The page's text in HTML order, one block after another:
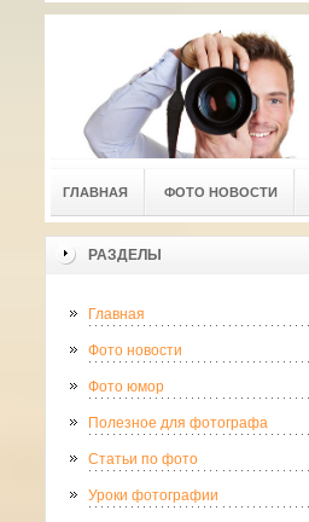
ГЛАВНАЯ ФОТО НОВОСТИ
РАЗДЕЛЫ
Главная
Фото новости
Фото юмор
Полезное для фотографа
Статьи по фото
Уроки фотографии